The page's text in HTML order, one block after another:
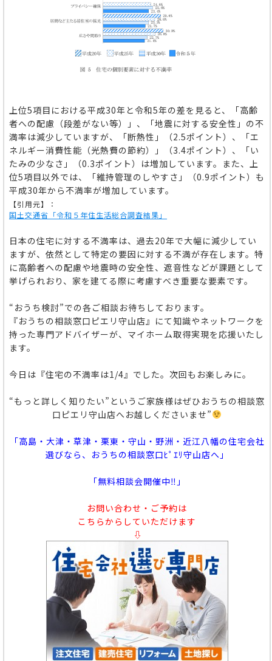
上位5項目における平成30年と令和5年の差を見ると、「高齢
者への配慮（段差がない等）」、「地震に対する安全性」の不
満率は減少していますが、「断熱性」（2.5ポイント）、「エ
ネルギー消費性能（光熱費の節約）」（3.4ポイント）、「い
たみの少なさ」（0.3ポイント）は増加しています。また、上
位5項目以外では、「維持管理のしやすさ」（0.9ポイント）も
平成30年から不満率が増加しています。
【引用元】：
国土交通省「令和５年住生活総合調査結果」
日本の住宅に対する不満率は、過去20年で大幅に減少してい
ますが、依然として特定の要因に対する不満が存在します。特
に高齢者への配慮や地震時の安全性、遮音性などが課題として
挙げられおり、家を建てる際に考慮すべき重要な要素です。
“おうち検討”での各ご相談お待ちしております。
『おうちの相談窓口ピエリ守山店』にて知識やネットワークを
持った専門アドバイザーが、マイホーム取得実現を応援いたし
ます。
今日は『住宅の不満率は1/4』でした。次回もお楽しみに。
“もっと詳しく知りたい”というご家族様はぜひおうちの相談窓
口ピエリ守山店へお越しくださいませ”
「高島・大津・草津・栗東・守山・野洲・近江八幡の住宅会社
選びなら、おうちの相談窓口ﾋﾟｴﾘ守山店へ」
「無料相談会開催中‼」
お問い合わせ・ご予約は
こちらからしていただけます
⇩